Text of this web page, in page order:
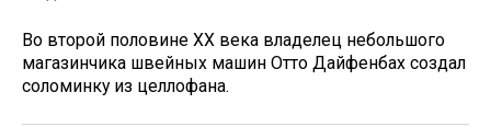
Во второй половине XX века владелец небольшого
магазинчика швейных машин Отто Дайфенбах создал
соломинку из целлофана.